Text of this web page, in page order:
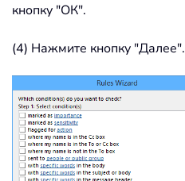
кнопку "ОК".
(4) Нажмите кнопку "Далее".